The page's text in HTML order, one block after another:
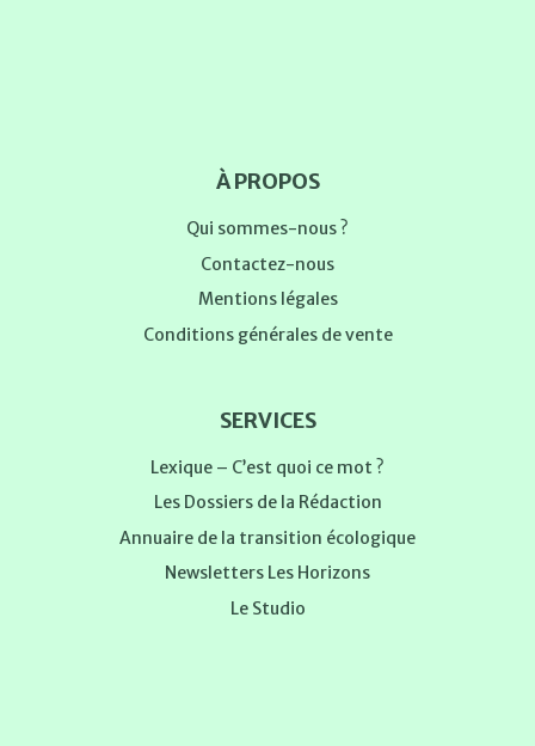
À PROPOS
Qui sommes-nous ?
Contactez-nous
Mentions légales
Conditions générales de vente
SERVICES
Lexique – C’est quoi ce mot ?
Les Dossiers de la Rédaction
Annuaire de la transition écologique
Newsletters Les Horizons
Le Studio